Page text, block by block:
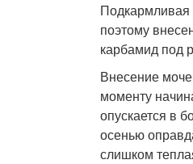
Подкармливая
поэтому
карбамид под
Внесение
моменту
опускается в
осенью
слишком